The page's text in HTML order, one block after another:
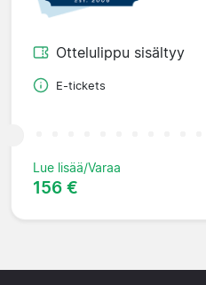
Ottelulippu sisältyy
E-tickets
Lue lisää/Varaa
156 €